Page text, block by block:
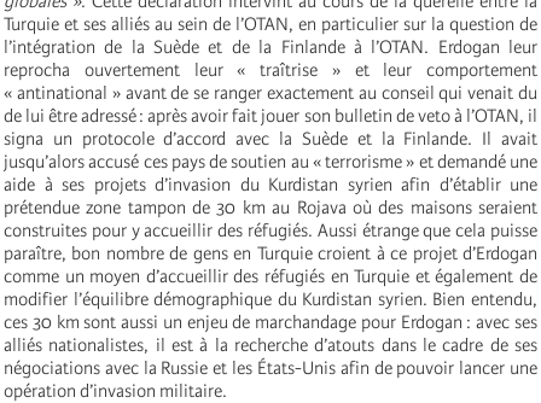
Turquie et ses alliés au sein de l’OTAN, en particulier sur la question de
l’intégration de la Suède et de la Finlande à l’OTAN. Erdogan leur
reprocha ouvertement leur « traîtrise » et leur comportement
« antinational » avant de se ranger exactement au conseil qui venait du
de lui être adressé : après avoir fait jouer son bulletin de veto à l’OTAN, il
signa un protocole d’accord avec la Suède et la Finlande. Il avait
jusqu’alors accusé ces pays de soutien au « terrorisme » et demandé une
aide à ses projets d’invasion du Kurdistan syrien afin d’établir une
prétendue zone tampon de 30 km au Rojava où des maisons seraient
construites pour y accueillir des réfugiés. Aussi étrange que cela puisse
paraître, bon nombre de gens en Turquie croient à ce projet d’Erdogan
comme un moyen d’accueillir des réfugiés en Turquie et également de
modifier l’équilibre démographique du Kurdistan syrien. Bien entendu,
ces 30 km sont aussi un enjeu de marchandage pour Erdogan : avec ses
alliés nationalistes, il est à la recherche d’atouts dans le cadre de ses
négociations avec la Russie et les États-Unis afin de pouvoir lancer une
opération d’invasion militaire.